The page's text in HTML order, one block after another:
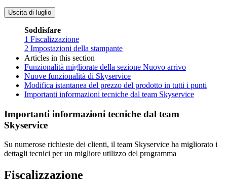
Uscita di luglio
Soddisfare
1 Fiscalizzazione
2 Impostazioni della stampante
Articles in this section
Funzionalità migliorate della sezione Nuovo arrivo
Nuove funzionalità di Skyservice
Modifica istantanea del prezzo del prodotto in tutti i punti
Importanti informazioni tecniche dal team Skyservice
Importanti informazioni tecniche dal team
Skyservice
Su numerose richieste dei clienti, il team Skyservice ha migliorato i
dettagli tecnici per un migliore utilizzo del programma
Fiscalizzazione